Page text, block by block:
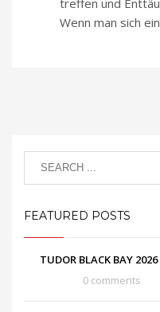
Wenn man sich
FEATURED POSTS
TUDOR BLACK BAY 2026
0 comments